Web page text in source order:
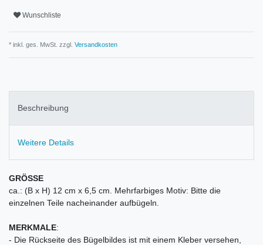
Wunschliste
* inkl. ges. MwSt. zzgl. Versandkosten
Beschreibung
Weitere Details
GRÖSSE
ca.: (B x H) 12 cm x 6,5 cm. Mehrfarbiges Motiv: Bitte die
einzelnen Teile nacheinander aufbügeln.
MERKMALE:
- Die Rückseite des Bügelbildes ist mit einem Kleber versehen,